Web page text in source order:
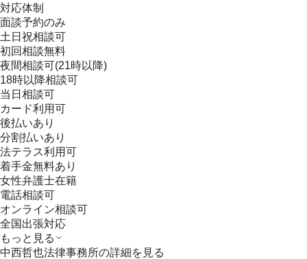
対応体制
面談予約のみ
土日祝相談可
初回相談無料
夜間相談可(21時以降)
18時以降相談可
当日相談可
カード利用可
後払いあり
分割払いあり
法テラス利用可
着手金無料あり
女性弁護士在籍
電話相談可
オンライン相談可
全国出張対応
もっと見る
中西哲也法律事務所の詳細を見る